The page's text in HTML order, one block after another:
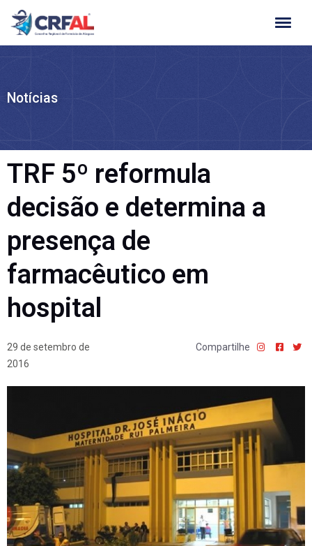
Ir
para
Notícias
TRF 5º reformula
decisão e determina a
presença de
farmacêutico em
hospital
29 de setembro de
2016
Compartilhe